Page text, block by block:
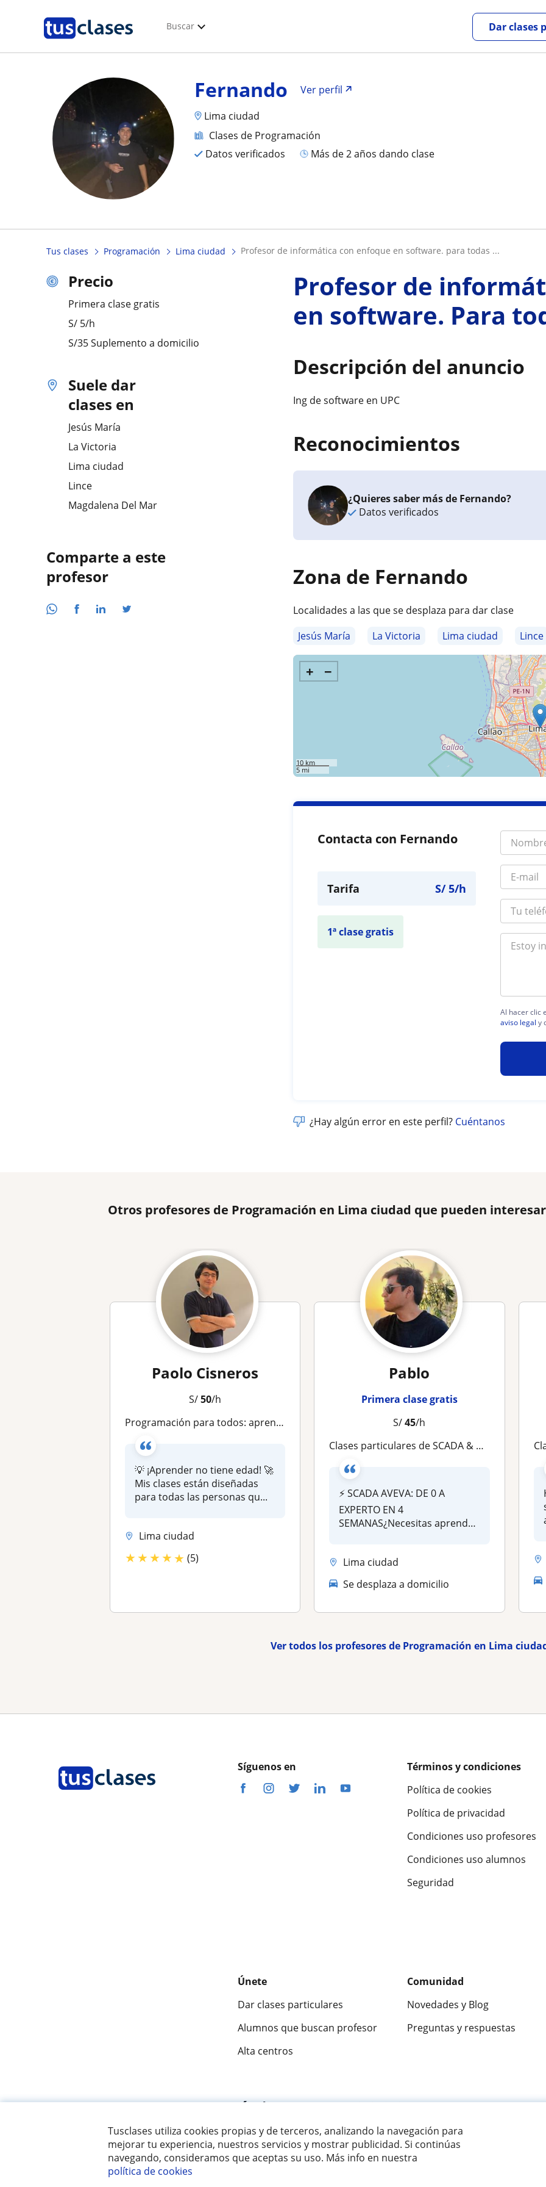
Tusclases utiliza cookies propias y de terceros, analizando la navegación para
mejorar tu experiencia, nuestros servicios y mostrar publicidad. Si continúas
navegando, consideramos que aceptas su uso. Más info en nuestra
política de cookies
Buscar Dar clases
Fernando
Ver perfil
Lima ciudad
Clases de Programación
Datos verificados
más de 2 años dando clase
Tus clases Programación Lima ciudad profesor de informática con enfoque en software. para todas ...
Precio
Primera clase gratis
S/ 5/h
S/35 Suplemento a domicilio
Suele dar
clases en
Jesús María
La Victoria
Lima ciudad
Lince
Magdalena Del Mar
Comparte a este
profesor
Profesor de
en software. Para
Descripción del anuncio
Ing de software en UPC
Reconocimientos
¿Quieres saber más de Fernando?
Datos verificados
Zona de Fernando
Localidades a las que se desplaza para dar clase
Jesús María
La Victoria Lima ciudad Lince
+ −
10 km
5 mi
Contacta con Fernando
Tarifa S/5/h
1ª clase gratis
Al hacer clic
aviso legal y
¿Hay algún error en este perfil? Cuéntanos
Otros profesores de Programación en Lima ciudad que pueden
Paolo Cisneros
S/50/h
Programación para todos: aprende desde cero sin importar la edad
💡 ¡Aprender no tiene edad! 🚀
Mis clases están diseñadas
para todas las personas qu...
Lima ciudad
★★★★★ (5)
Pablo
Primera clase gratis
S/45/h
Clases particulares de SCADA & Automatizacion Industrial
⚡ SCADA AVEVA: DE 0 A
EXPERTO EN 4
SEMANAS¿Necesitas aprender
Lima ciudad
Se desplaza a domicilio
Ver todos los profesores de Programación en Lima
Síguenos en
Términos y condiciones
Política de cookies
Política de privacidad
Condiciones uso profesores
Condiciones uso alumnos
Seguridad
Únete
Dar clases particulares
Alumnos que buscan profesor
Alta centros
Comunidad
Novedades y Blog
Preguntas y respuestas
Fantástica 9,5/10 ★★★★★
© 2007 - 2026 Tusclases.pe